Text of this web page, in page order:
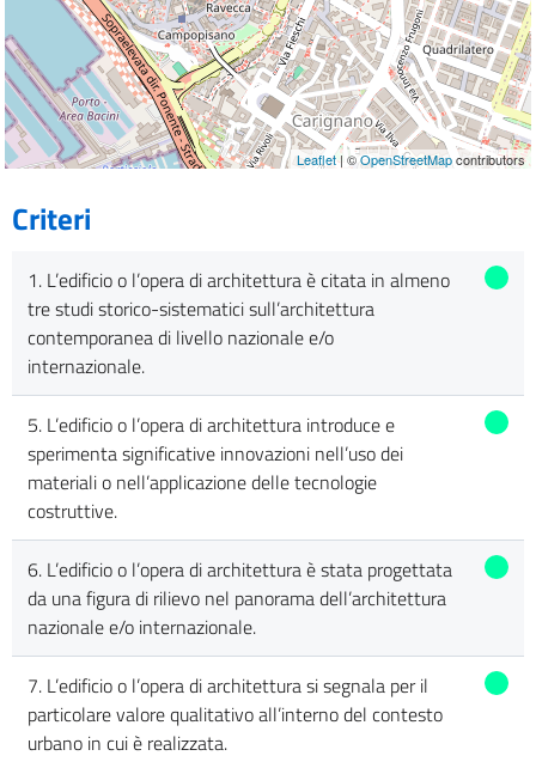
Leaflet| ©OpenStreetMapcontributors
Criteri
1. L’edificio o l’opera di architettura è citata in almeno
tre studi storico-sistematici sull’architettura
contemporanea di livello nazionale e/o
internazionale.
5. L’edificio o l’opera di architettura introduce e
sperimenta significative innovazioni nell’uso dei
materiali o nell’applicazione delle tecnologie
costruttive.
6. L’edificio o l’opera di architettura è stata progettata
da una figura di rilievo nel panorama dell’architettura
nazionale e/o internazionale.
7. L’edificio o l’opera di architettura si segnala per il
particolare valore qualitativo all’interno del contesto
urbano in cui è realizzata.